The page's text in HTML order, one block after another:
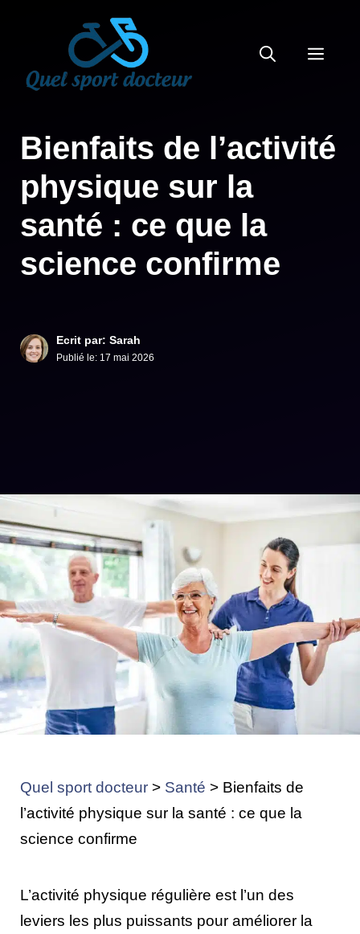
Bienfaits de l’activité
physique sur la
santé : ce que la
science confirme
Ecrit par: Sarah
Publié le: 17 mai 2026
Quel sport docteur > Santé > Bienfaits de
l’activité physique sur la santé : ce que la
science confirme
L’activité physique régulière est l’un des
leviers les plus puissants pour améliorer la